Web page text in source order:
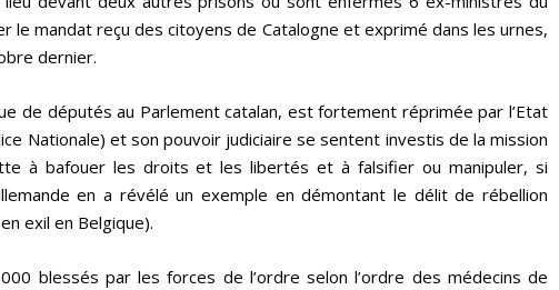
le mandat reçu des citoyens de Catalogne et exprimé dans les urnes,
dernier.
de députés au Parlement catalan, est fortement réprimée par l’Etat
Nationale) et son pouvoir judiciaire se sentent investis de la mission
à bafouer les droits et les libertés et à falsifier ou manipuler, si
en a révélé un exemple en démontant le délit de rébellion
exil en Belgique).
blessés par les forces de l’ordre selon l’ordre des médecins de